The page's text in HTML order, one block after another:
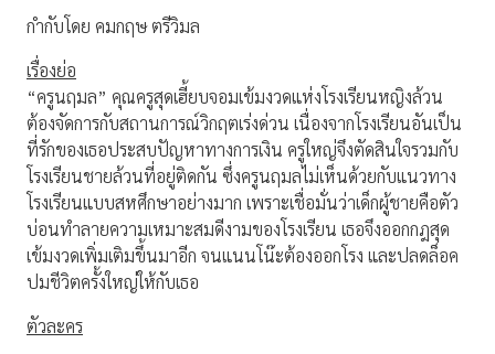
กำกับโดย คมกฤษ ตรีวิมล
เรื่องย่อ
“ครูนฤมล” คุณครูสุดเฮี้ยบจอมเข้มงวดแห่งโรงเรียนหญิงล้วน
ต้องจัดการกับสถานการณ์วิกฤตเร่งด่วน เนื่องจากโรงเรียนอันเป็น
ที่รักของเธอประสบปัญหาทางการเงิน ครูใหญ่จึงตัดสินใจรวมกับ
โรงเรียนชายล้วนที่อยู่ติดกัน ซึ่งครูนฤมลไม่เห็นด้วยกับแนวทาง
โรงเรียนแบบสหศึกษาอย่างมาก เพราะเชื่อมั่นว่าเด็กผู้ชายคือตัว
บ่อนทำลายความเหมาะสมดีงามของโรงเรียน เธอจึงออกกฎสุด
เข้มงวดเพิ่มเติมขึ้นมาอีก จนแนนโน๊ะต้องออกโรง และปลดล็อค
ปมชีวิตครั้งใหญ่ให้กับเธอ
ตัวละคร